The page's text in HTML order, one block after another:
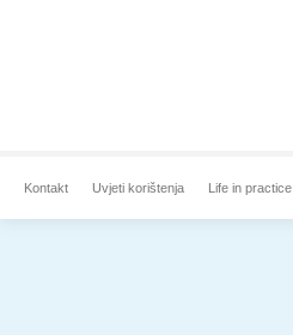
Kontakt Uvjeti korištenja Life in practice